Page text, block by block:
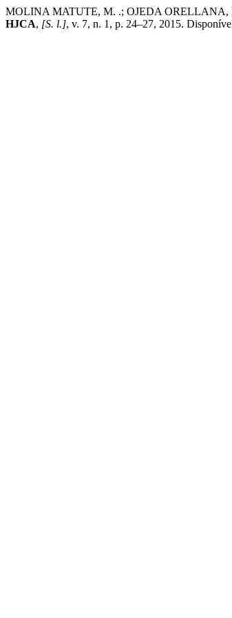
MOLINA MATUTE, M. .; OJEDA ORELLANA, M.
HJCA, [S. l.], v. 7, n. 1, p. 24–27, 2015.